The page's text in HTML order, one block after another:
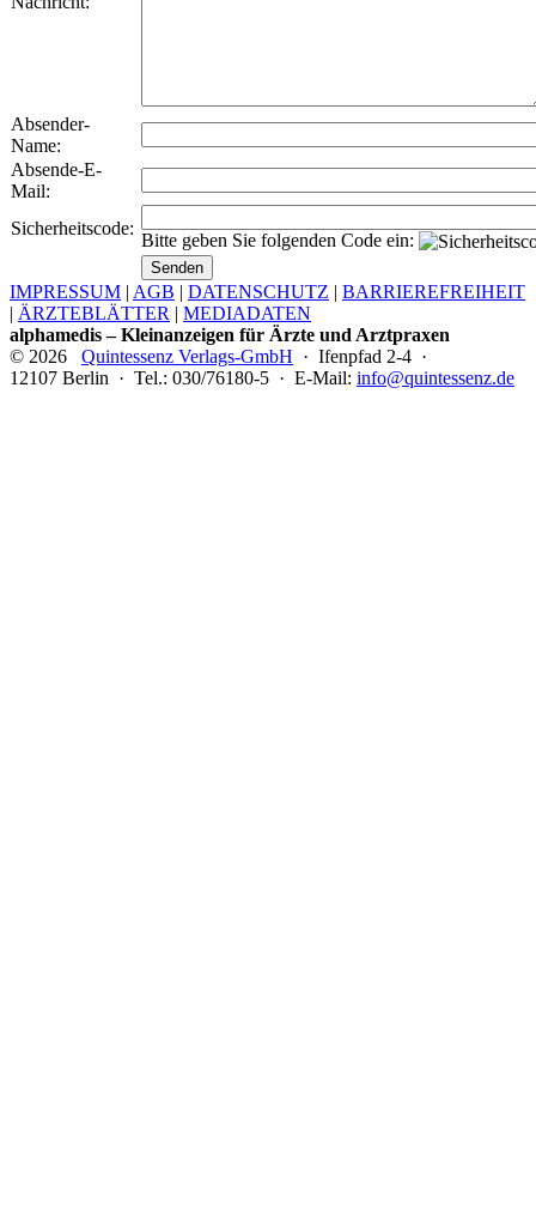
Absender-
Name:
Absende-E-
Mail:
Sicherheitscode:
Bitte geben Sie folgenden Code ein:
IMPRESSUM | AGB | DATENSCHUTZ | BARRIEREFREIHEIT
| ÄRZTEBLÄTTER | MEDIADATEN
alphamedis – Kleinanzeigen für Ärzte und Arztpraxen
© 2026 Quintessenz Verlags-GmbH · Ifenpfad 2-4 ·
12107 Berlin · Tel.: 030/76180-5 · E-Mail: info@quintessenz.de